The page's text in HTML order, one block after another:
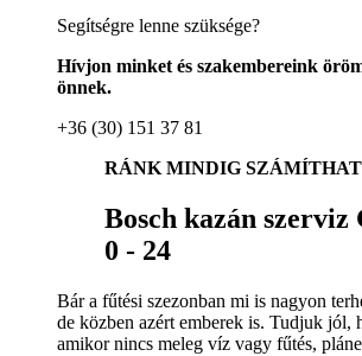
Segítségre lenne szüksége?
Hívjon minket és szakembereink
önnek.
+36 (30) 151 37 81
RÁNK MINDIG SZÁMÍTHAT
Bosch kazán szerviz
0 - 24
Bár a fűtési szezonban mi is nagyon
de közben azért emberek is. Tudjuk jól,
amikor nincs meleg víz vagy fűtés,